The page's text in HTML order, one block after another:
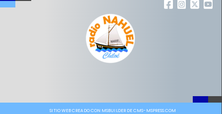
SITIO WEB CREADO CON MSBUILDER DE CMS-MSPRESS.COM